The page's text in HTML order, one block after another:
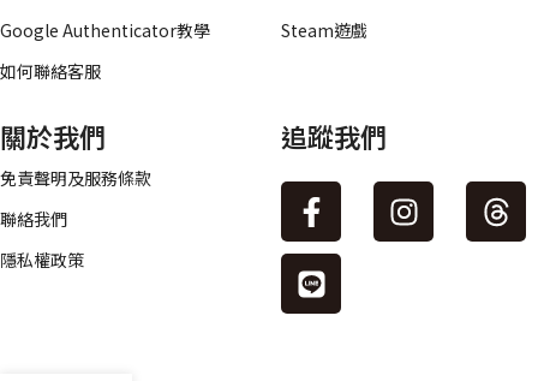
Google Authenticator教學
如何聯絡客服
Steam遊戲
關於我們
免責聲明及服務條款
聯絡我們
隱私權政策
追蹤我們